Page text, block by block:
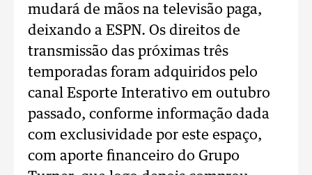
mudará de mãos na televisão paga,
deixando a ESPN. Os direitos de
transmissão das próximas três
temporadas foram adquiridos pelo
canal Esporte Interativo em outubro
passado, conforme informação dada
com exclusividade por este espaço,
com aporte financeiro do Grupo